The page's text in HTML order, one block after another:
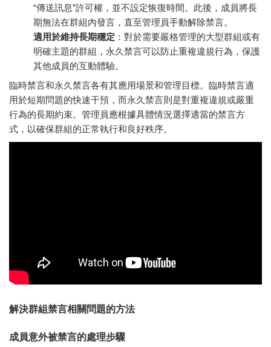
“傳送訊息”許可權，並不設定恢復時間。此後，成員將長
期無法在群組內發言，直至管理員手動解除禁言。
適用於維持長期穩定 ：對於需要嚴格管理的大型群組或有
明確主題的群組，永久禁言可以防止重複違規行為，保護
其他成員的互動體驗。
臨時禁言和永久禁言各有其應用場景和管理目標。臨時禁言適
用於短期問題的快速干預，而永久禁言則是對重複違規或嚴重
行為的長期約束。管理員應根據具體情況選擇適當的禁言方
式，以確保群組的正常執行和良好秩序。
解決群組禁言相關問題的方法
成員意外被禁言的處理步驟